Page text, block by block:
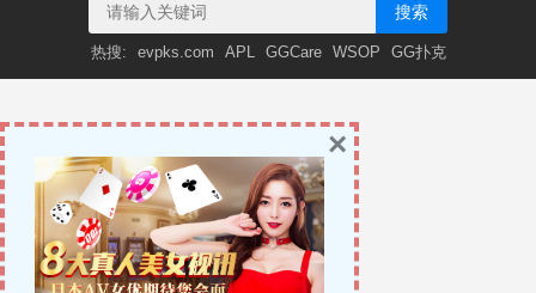
搜索
热搜: evpks.com APL GGCare WSOP GG扑克
×